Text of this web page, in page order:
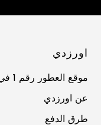
اورزدي
موقع العطور رقم 1 في العراق
عن اورزدي
طرق الدفع